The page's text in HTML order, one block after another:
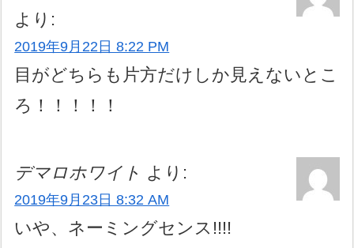
より:
2019年9月22日 8:22 PM
目がどちらも片方だけしか見えないとこ
ろ！！！！！
デマロホワイト より:
2019年9月23日 8:32 AM
いや、ネーミングセンス!!!!